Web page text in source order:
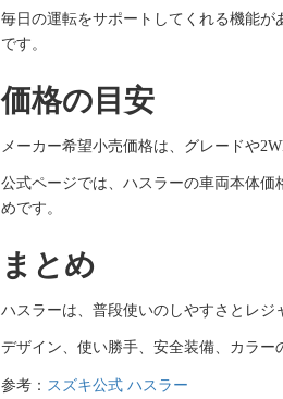
毎日の運転をサポートしてくれる機能
です。
価格の目安
メーカー希望小売価格は、グレードや
公式ページでは、ハスラーの車両本体
めです。
まとめ
ハスラーは、普段使いのしやすさとレジ
デザイン、使い勝手、安全装備、カラー
参考： スズキ公式 ハスラー